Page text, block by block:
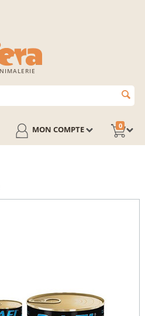
0
MON COMPTE